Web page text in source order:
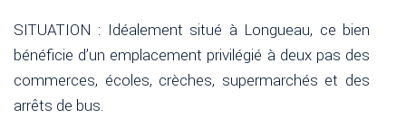
SITUATION : Idéalement situé à Longueau, ce bien
bénéficie d’un emplacement privilégié à deux pas des
commerces, écoles, crèches, supermarchés et des
arrêts de bus.